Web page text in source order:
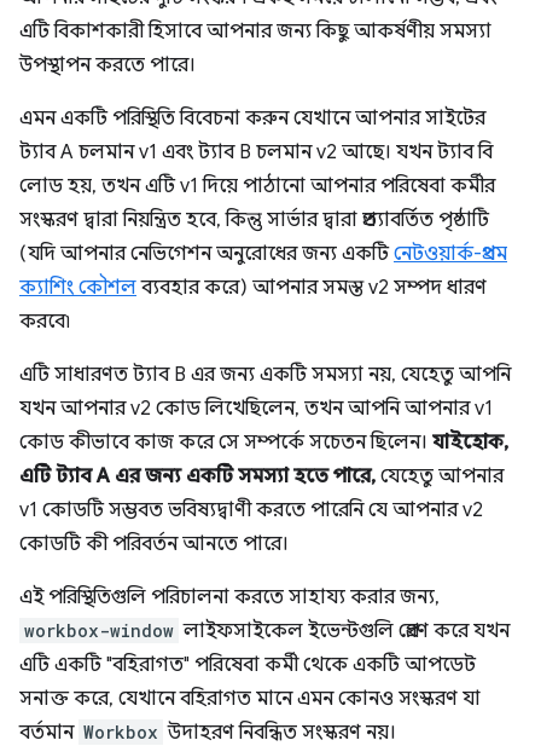
এটি বিকাশকারী হিসাবে আপনার জন্য কিছু আকর্ষণীয় সমস্যা
উপস্থাপন করতে পারে।
এমন একটি পরিস্থিতি বিবেচনা করুন যেখানে আপনার সাইটের
ট্যাব A চলমান v1 এবং ট্যাব B চলমান v2 আছে। যখন ট্যাব বি
লোড হয়, তখন এটি v1 দিয়ে পাঠানো আপনার পরিষেবা কর্মীর
সংস্করণ দ্বারা নিয়ন্ত্রিত হবে, কিন্তু সার্ভার দ্বারা প্রত্যাবর্তিত পৃষ্ঠাটি
(যদি আপনার নেভিগেশন অনুরোধের জন্য একটিনেটওয়ার্ক-প্রথম
ক্যাশিং কৌশলব্যবহার করে) আপনার সমস্ত v2 সম্পদ ধারণ
করবে৷
এটি সাধারণত ট্যাব B এর জন্য একটি সমস্যা নয়, যেহেতু আপনি
যখন আপনার v2 কোড লিখেছিলেন, তখন আপনি আপনার v1
কোড কীভাবে কাজ করে সে সম্পর্কে সচেতন ছিলেন। যাইহোক,
এটি ট্যাব A এর জন্য একটি সমস্যা হতে পারে, যেহেতু আপনার
v1 কোডটি সম্ভবত ভবিষ্যদ্বাণী করতে পারেনি যে আপনার v2
কোডটি কী পরিবর্তন আনতে পারে।
এই পরিস্থিতিগুলি পরিচালনা করতে সাহায্য করার জন্য,
workbox-window লাইফসাইকেল ইভেন্টগুলি প্রেরণ করে যখন
এটি একটি "বহিরাগত" পরিষেবা কর্মী থেকে একটি আপডেট
সনাক্ত করে, যেখানে বহিরাগত মানে এমন কোনও সংস্করণ যা
বর্তমান Workbox উদাহরণ নিবন্ধিত সংস্করণ নয়।